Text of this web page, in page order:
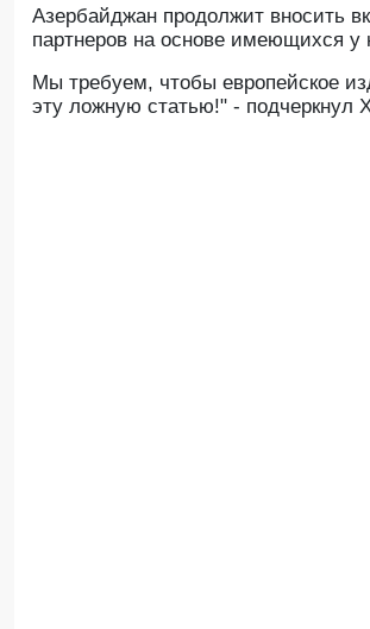
Азербайджан продолжит вносить
партнеров на основе имеющихся у
Мы требуем, чтобы европейское
эту ложную статью!" - подчеркнул